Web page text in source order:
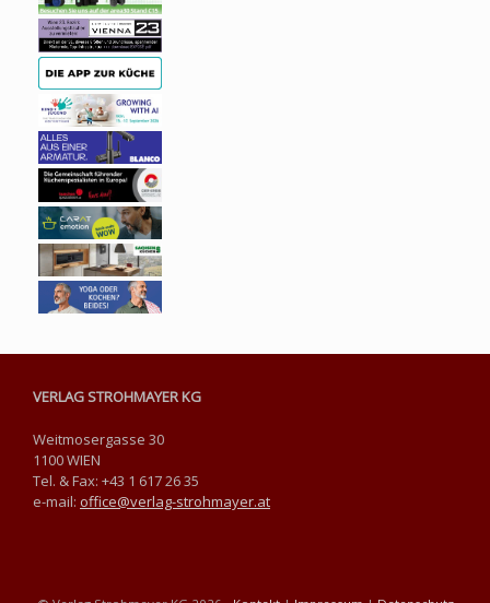
VERLAG STROHMAYER KG
Weitmosergasse 30
1100 WIEN
Tel. & Fax: +43 1 617 26 35
e-mail: office@verlag-strohmayer.at